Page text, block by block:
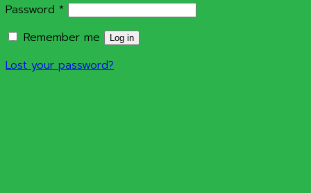
Password * Required
Remember me
Log in
Lost your password?